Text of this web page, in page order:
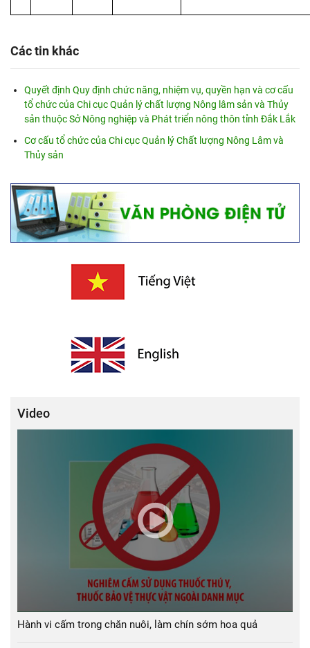
Các tin khác
Quyết định Quy định chức năng, nhiệm vụ, quyền hạn và cơ cấu
tổ chức của Chi cục Quản lý chất lượng Nông lâm sản và Thủy
sản thuộc Sở Nông nghiệp và Phát triển nông thôn tỉnh Đắk Lắk
Cơ cấu tổ chức của Chi cục Quản lý Chất lượng Nông Lâm và
Thủy sản
Video
Hành vi cấm trong chăn nuôi, làm chín sớm hoa quả